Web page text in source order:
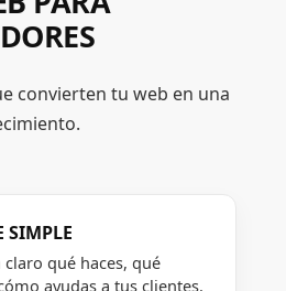
convierten tu web en una
SIMPLE
claro qué haces, qué
ayudas a tus clientes.